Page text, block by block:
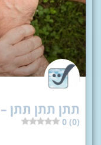
תתן תתן תתן
0 (0)